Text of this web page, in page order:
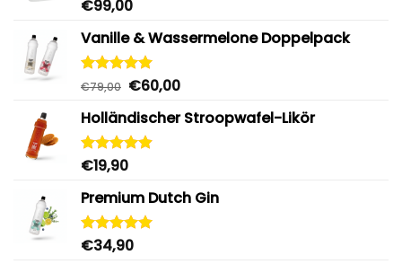
Bewertet
von 5
€99,00
Vanille & Wassermelone Doppelpack
Bewertet
von 5
€79,00 Ursprünglicher
war:
€79,00
€60,00Aktueller
ist:
Holländischer Stroopwafel-Likör
Bewertet
von 5
€19,90
Premium Dutch Gin
Bewertet
€34,90